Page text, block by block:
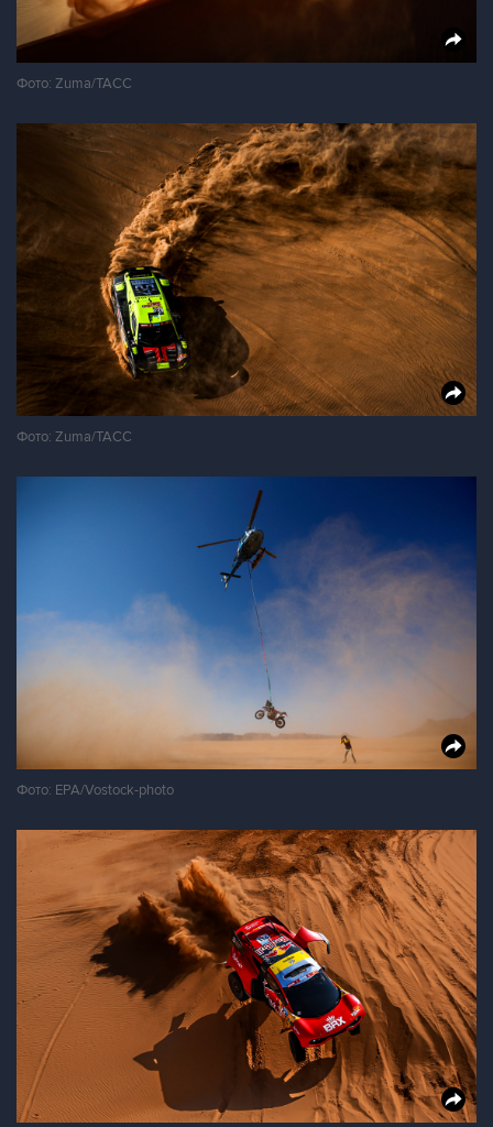
Фото: Zuma/ТАСС
Фото: Zuma/ТАСС
Фото: EPA/Vostock-photo